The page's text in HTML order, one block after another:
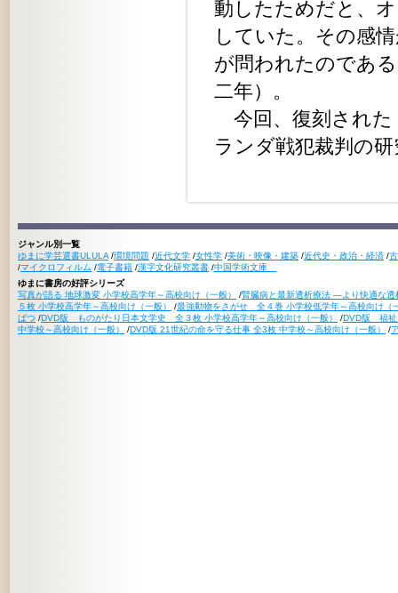
動したためだと、
していた。その感
が問われたのであ
二年）。
今回、復刻された
ランダ戦犯裁判の
ジャンル別一覧
ゆまに学芸選書ULULA/環境問題 /近代文学 /女性学 /美術・映像・建築 /近代史・政治・経済 /
/マイクロフィルム /電子書籍 /漢字文化研究叢書 /中国学術文庫
ゆまに書房の好評シリーズ
写真が語る 地球激変 小学校高学年～高校向け（一般）
/腎臓病と最新透析療法 ―より快適な
５枚 小学校高学年～高校向け（一般）
/最強動物をさがせ 全４巻 小学校低学年～高校向け（
ばつ /DVD版 ものがたり日本文学史 全３枚 小学校高学年～高校向け（一般） /DVD版 福祉
中学校～高校向け（一般）
/DVD版 21世紀の命を守る仕事 全3枚 中学校～高校向け（一般） /